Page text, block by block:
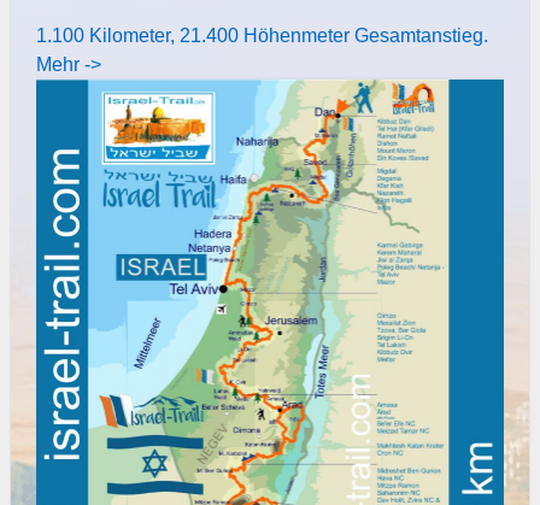
1.100 Kilometer, 21.400 Höhenmeter Gesamtanstieg.
Mehr ->